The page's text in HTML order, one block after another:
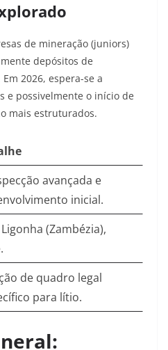
de mineração (juniors)
depósitos de
2026, espera-se a
e possivelmente o início de
mais estruturados.
avançada e
inicial.
(Zambézia),
de quadro legal
para lítio.